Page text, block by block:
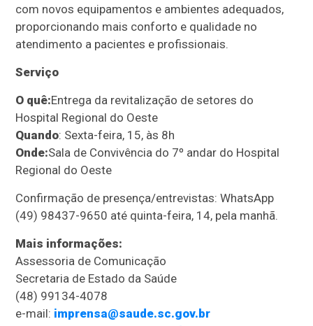
com novos equipamentos e ambientes adequados,
proporcionando mais conforto e qualidade no
atendimento a pacientes e profissionais.
Serviço
O quê:Entrega da revitalização de setores do
Hospital Regional do Oeste
Quando: Sexta-feira, 15, às 8h
Onde:Sala de Convivência do 7º andar do Hospital
Regional do Oeste
Confirmação de presença/entrevistas: WhatsApp
(49) 98437-9650 até quinta-feira, 14, pela manhã.
Mais informações:
Assessoria de Comunicação
Secretaria de Estado da Saúde
(48) 99134-4078
e-mail: imprensa@saude.sc.gov.br